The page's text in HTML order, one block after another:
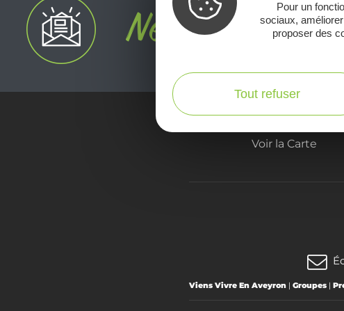
Voir la Carte
Viens Vivre En Aveyron | Groupes |
Pour un
sociaux,
proposer des
Tout refuser